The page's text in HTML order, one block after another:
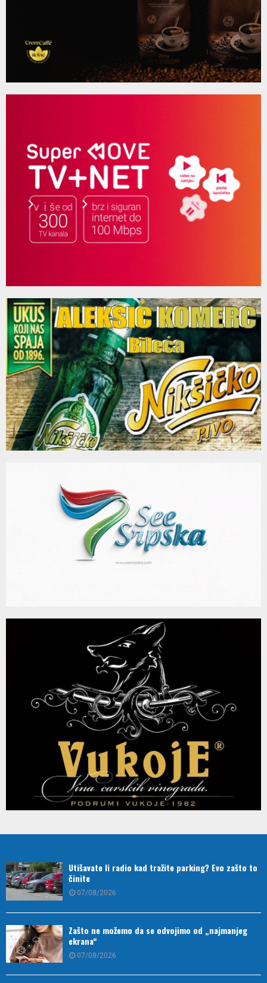
Utišavate li radio kad tražite parking? Evo zašto to
činite
07/08/2026
Zašto ne možemo da se odvojimo od „najmanjeg
ekrana“
07/08/2026